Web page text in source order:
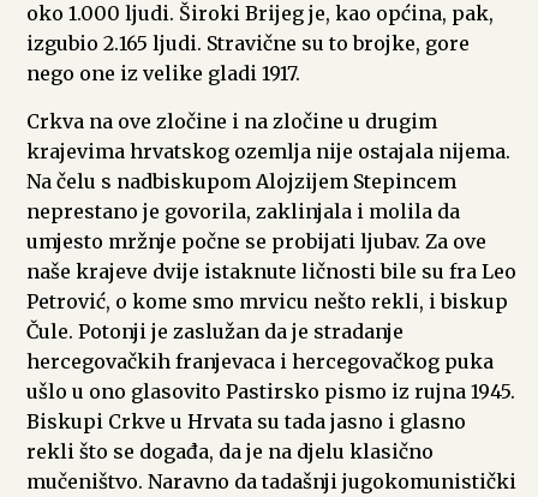
oko 1.000 ljudi. Široki Brijeg je, kao općina, pak,
izgubio 2.165 ljudi. Stravične su to brojke, gore
nego one iz velike gladi 1917.
Crkva na ove zločine i na zločine u drugim
krajevima hrvatskog ozemlja nije ostajala nijema.
Na čelu s nadbiskupom Alojzijem Stepincem
neprestano je govorila, zaklinjala i molila da
umjesto mržnje počne se probijati ljubav. Za ove
naše krajeve dvije istaknute ličnosti bile su fra Leo
Petrović, o kome smo mrvicu nešto rekli, i biskup
Čule. Potonji je zaslužan da je stradanje
hercegovačkih franjevaca i hercegovačkog puka
ušlo u ono glasovito Pastirsko pismo iz rujna 1945.
Biskupi Crkve u Hrvata su tada jasno i glasno
rekli što se događa, da je na djelu klasično
mučeništvo. Naravno da tadašnji jugokomunistički